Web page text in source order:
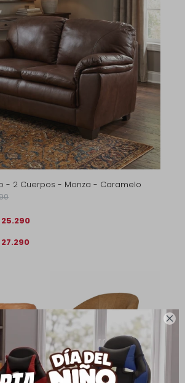

- 2 Cuerpos - Monza - Caramelo
25.290
27.290